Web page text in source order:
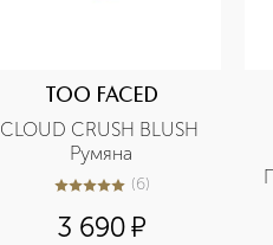
TOO FACED
CLOUD CRUSH BLUSH
Румяна
5из 56 (6)
3 690¤